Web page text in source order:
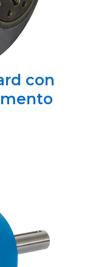
con